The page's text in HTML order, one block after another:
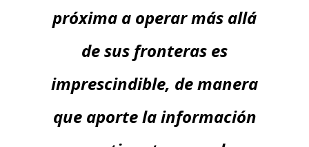
próxima a operar más allá
de sus fronteras es
imprescindible, de manera
que aporte la información